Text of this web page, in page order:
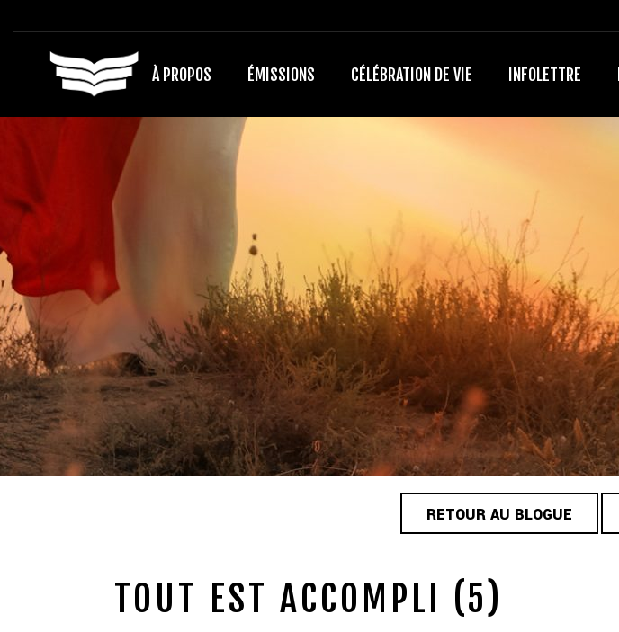
À PROPOS ÉMISSIONS CÉLÉBRATION DE VIE INFOLETTRE
RETOUR AU BLOGUE
TOUT EST ACCOMPLI (5)